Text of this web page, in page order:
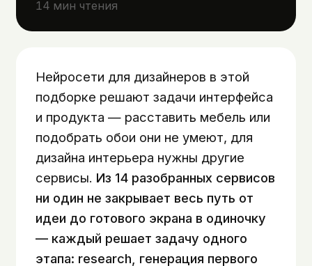
14 мин чтения
Нейросети для дизайнеров в этой
подборке решают задачи интерфейса
и продукта — расставить мебель или
подобрать обои они не умеют, для
дизайна интерьера нужны другие
сервисы. Из 14 разобранных сервисов
ни один не закрывает весь путь от
идеи до готового экрана в одиночку
— каждый решает задачу одного
этапа: research, генерация первого